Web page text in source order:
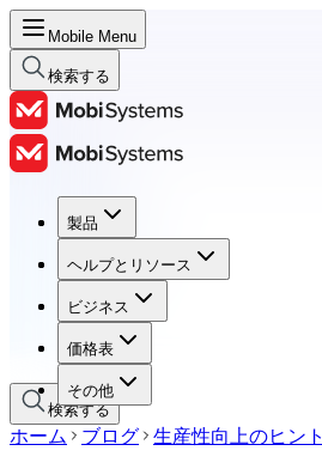
Mobile Menu
検索する
製品
ヘルプとリソース
ビジネス
価格表
その他
製品
ヘルプとリソース
ビジネス
価格表
検索する
ホーム ブログ 生産性向上のヒント